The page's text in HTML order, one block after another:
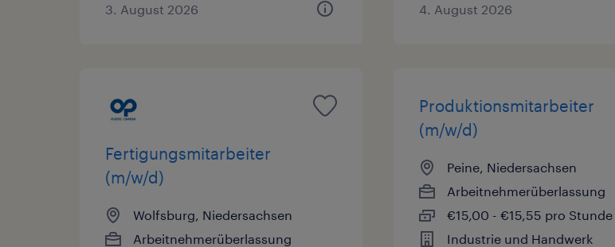
3. August 2026 4. August 2026
Fertigungsmitarbeiter
(m/w/d)
Wolfsburg, Niedersachsen
Arbeitnehmerüberlassung
Produktionsmitarbeiter
(m/w/d)
Peine, Niedersachsen
Arbeitnehmerüberlassung
€15,00 - €15,55 pro Stunde
Industrie und Handwerk